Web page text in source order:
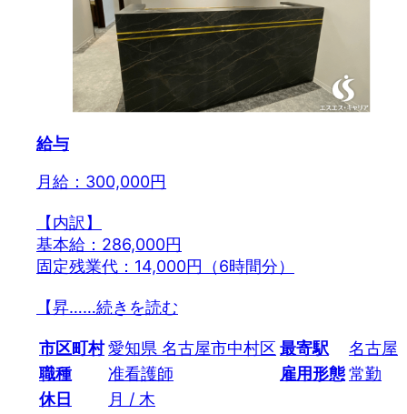
給与
月給：300,000円
【内訳】
基本給：286,000円
固定残業代：14,000円（6時間分）
【昇……続きを読む
市区町村愛知県 名古屋市中村区 最寄駅
名古屋
職種
准看護師 雇用形態常勤
休日
月 / 木